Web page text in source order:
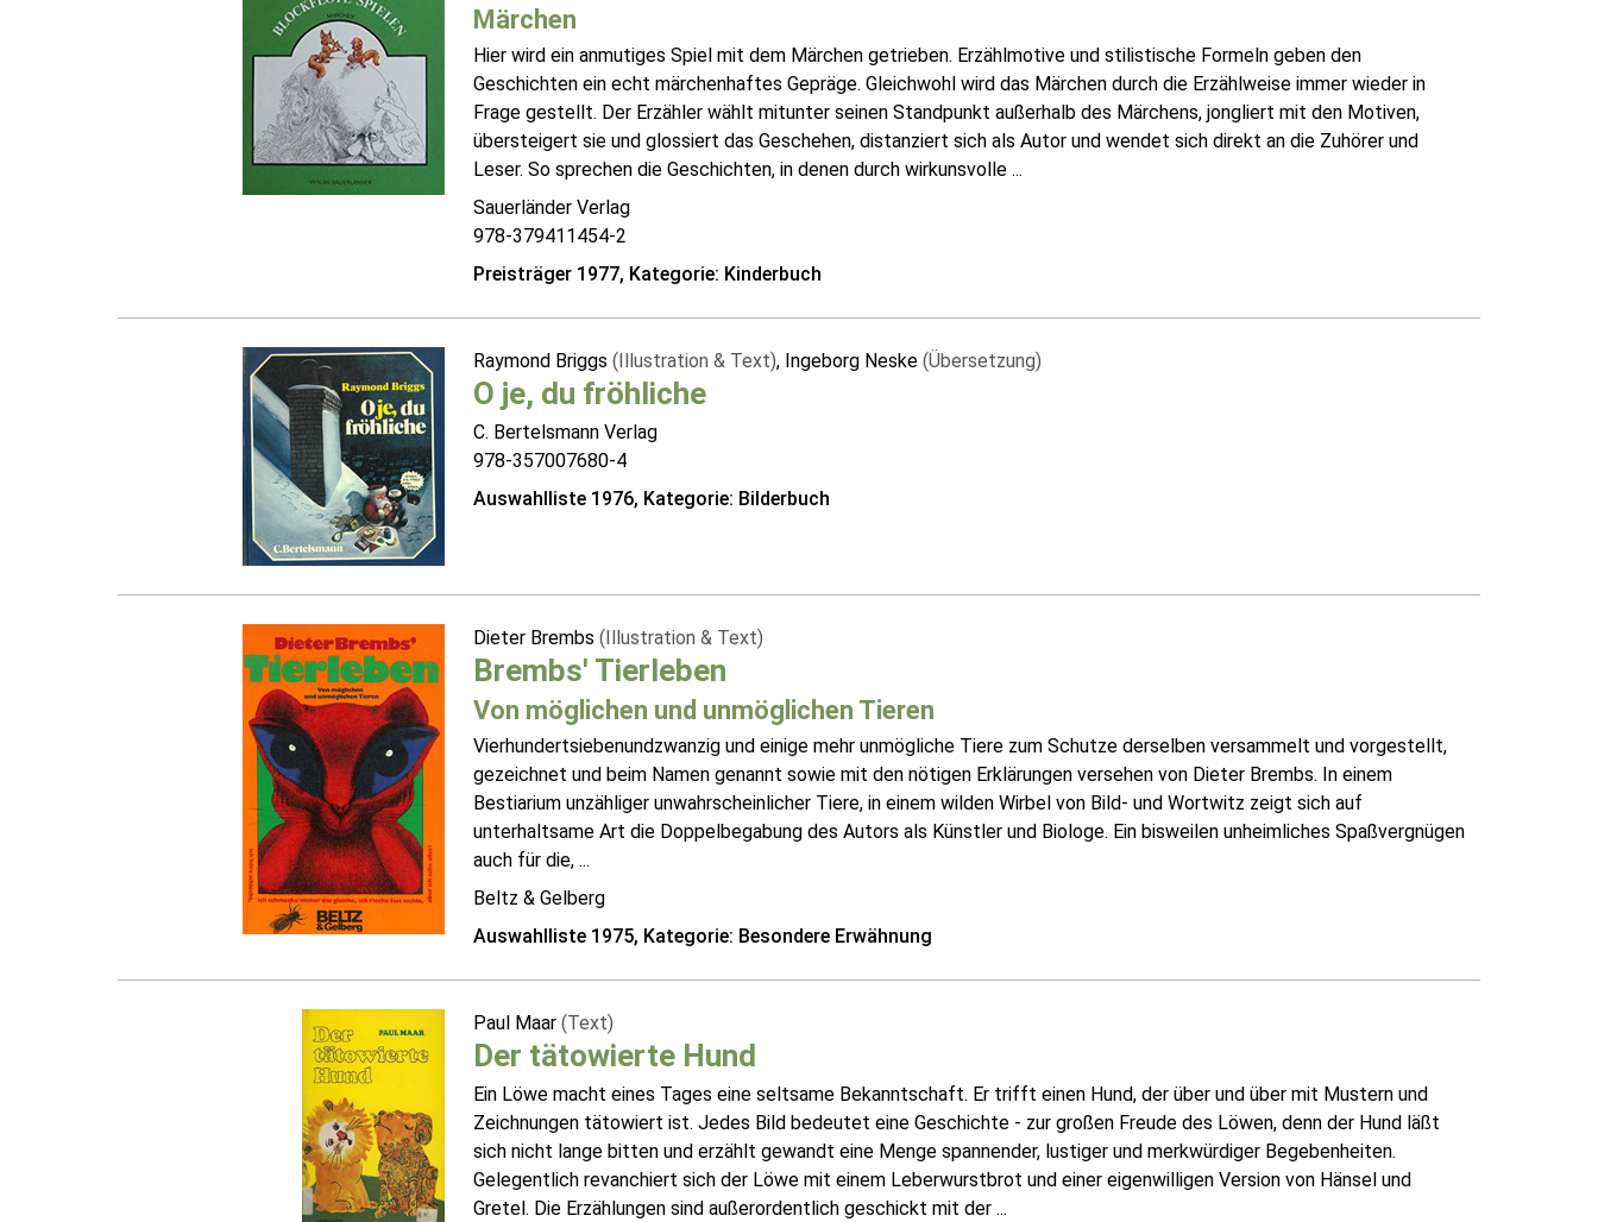
Märchen
Hier wird ein anmutiges Spiel mit dem Märchen getrieben. Erzählmotive und stilistische Formeln geben den
Geschichten ein echt märchenhaftes Gepräge. Gleichwohl wird das Märchen durch die Erzählweise immer wieder in
Frage gestellt. Der Erzähler wählt mitunter seinen Standpunkt außerhalb des Märchens, jongliert mit den Motiven,
übersteigert sie und glossiert das Geschehen, distanziert sich als Autor und wendet sich direkt an die Zuhörer und
Leser. So sprechen die Geschichten, in denen durch wirkunsvolle ...
Sauerländer Verlag
978-379411454-2
Preisträger 1977, Kategorie: Kinderbuch
Raymond Briggs (Illustration & Text), Ingeborg Neske (Übersetzung)
O je, du fröhliche
C. Bertelsmann Verlag
978-357007680-4
Auswahlliste 1976, Kategorie: Bilderbuch
Dieter Brembs (Illustration & Text)
Brembs' Tierleben
Von möglichen und unmöglichen Tieren
Vierhundertsiebenundzwanzig und einige mehr unmögliche Tiere zum Schutze derselben versammelt und vorgestellt,
gezeichnet und beim Namen genannt sowie mit den nötigen Erklärungen versehen von Dieter Brembs. In einem
Bestiarium unzähliger unwahrscheinlicher Tiere, in einem wilden Wirbel von Bild- und Wortwitz zeigt sich auf
unterhaltsame Art die Doppelbegabung des Autors als Künstler und Biologe. Ein bisweilen unheimliches Spaßvergnügen
auch für die, ...
Beltz & Gelberg
Auswahlliste 1975, Kategorie: Besondere Erwähnung
Paul Maar (Text)
Der tätowierte Hund
Ein Löwe macht eines Tages eine seltsame Bekanntschaft. Er trifft einen Hund, der über und über mit Mustern und
Zeichnungen tätowiert ist. Jedes Bild bedeutet eine Geschichte - zur großen Freude des Löwen, denn der Hund läßt
sich nicht lange bitten und erzählt gewandt eine Menge spannender, lustiger und merkwürdiger Begebenheiten.
Gelegentlich revanchiert sich der Löwe mit einem Leberwurstbrot und einer eigenwilligen Version von Hänsel und
Gretel. Die Erzählungen sind außerordentlich geschickt mit der ...